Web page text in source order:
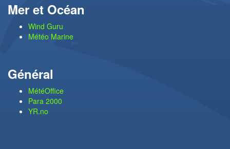
Mer et Océan
Wind Guru
Météo Marine
Général
MétéOffice
Para 2000
YR.no